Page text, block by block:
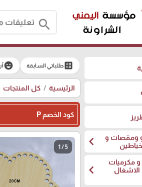
search
ومقصات و
chevron_left
مكرميات
chevron_left
ballotطلباتي السابقة emoji_emotions
الرئيسية كل المنتجات
كود الخصم P
1 / 5